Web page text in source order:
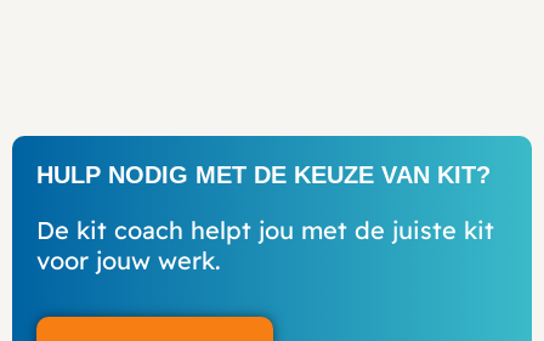
HULP NODIG MET DE KEUZE VAN KIT?
De kit coach helpt jou met de juiste kit
voor jouw werk.